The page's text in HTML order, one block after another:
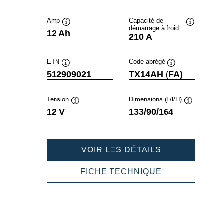
Amp
Infobulle
12 Ah
Capacité de
démarrage à froid
210 A
ETN
Infobulle
512909021
Code abrégé
Infobulle
TX14AH (FA)
Tension
12 V
Dimensions (L/l/H)
133/90/164
VOIR LES DÉTAILS
ACTIVE
512909021
FICHE TECHNIQUE